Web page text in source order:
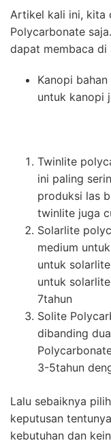
Artikel kali ini, kita
Polycarbonate
dapat membaca
Kanopi
untuk kanopi
Twinlite
ini paling
produksi las
twinlite juga
Solarlite
medium
untuk
untuk
7tahun
Solite
dibanding
3-5tahun
Lalu sebaiknya
keputusan
kebutuhan dan